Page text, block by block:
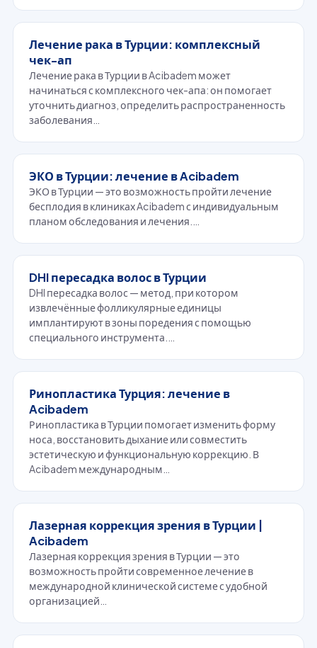
Лечение рака в Турции: комплексный
чек-ап
Лечение рака в Турции в Acibadem может
начинаться с комплексного чек-апа: он помогает
уточнить диагноз, определить распространенность
заболевания…
ЭКО в Турции: лечение в Acibadem
ЭКО в Турции — это возможность пройти лечение
бесплодия в клиниках Acibadem с индивидуальным
планом обследования и лечения.…
DHI пересадка волос в Турции
DHI пересадка волос — метод, при котором
извлечённые фолликулярные единицы
имплантируют в зоны поредения с помощью
специального инструмента.…
Ринопластика Турция: лечение в
Acibadem
Ринопластика в Турции помогает изменить форму
носа, восстановить дыхание или совместить
эстетическую и функциональную коррекцию. В
Acibadem международным…
Лазерная коррекция зрения в Турции |
Acibadem
Лазерная коррекция зрения в Турции — это
возможность пройти современное лечение в
международной клинической системе с удобной
организацией…